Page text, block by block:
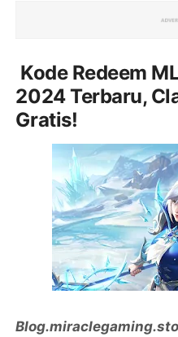
Kode Redeem
2024 Terbaru,
Gratis!